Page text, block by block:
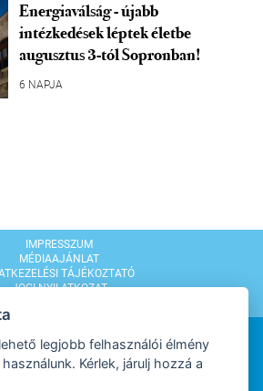
Energiaválság - újabb
intézkedések léptek életbe
augusztus 3-tól Sopronban!
6 NAPJA
IMPRESSZUM
MÉDIAAJÁNLAT
TÁJÉKOZTATÓ
JOGI NYILATKOZAT
legjobb felhasználói élmény
Kérlek, járulj hozzá a